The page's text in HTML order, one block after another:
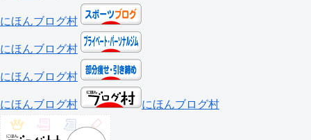
にほんブログ村
にほんブログ村
にほんブログ村
にほんブログ村 にほんブログ村